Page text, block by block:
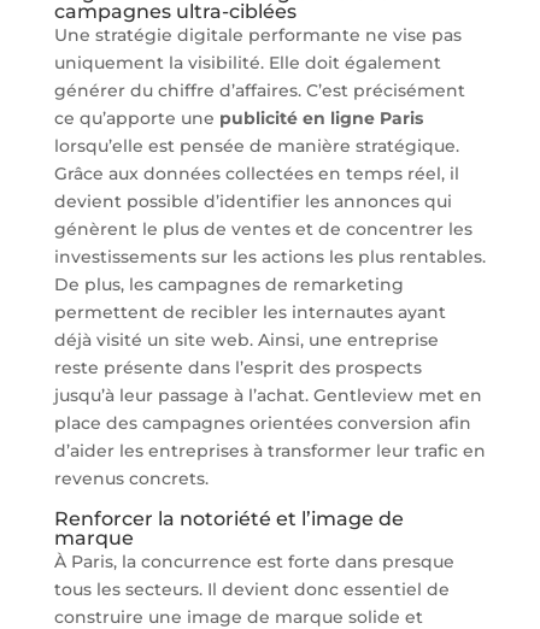
campagnes ultra-ciblées
Une stratégie digitale performante ne vise pas
uniquement la visibilité. Elle doit également
générer du chiffre d’affaires. C’est précisément
ce qu’apporte une publicité en ligne Paris
lorsqu’elle est pensée de manière stratégique.
Grâce aux données collectées en temps réel, il
devient possible d’identifier les annonces qui
génèrent le plus de ventes et de concentrer les
investissements sur les actions les plus rentables.
De plus, les campagnes de remarketing
permettent de recibler les internautes ayant
déjà visité un site web. Ainsi, une entreprise
reste présente dans l’esprit des prospects
jusqu’à leur passage à l’achat. Gentleview met en
place des campagnes orientées conversion afin
d’aider les entreprises à transformer leur trafic en
revenus concrets.
Renforcer la notoriété et l’image de
marque
À Paris, la concurrence est forte dans presque
tous les secteurs. Il devient donc essentiel de
construire une image de marque solide et